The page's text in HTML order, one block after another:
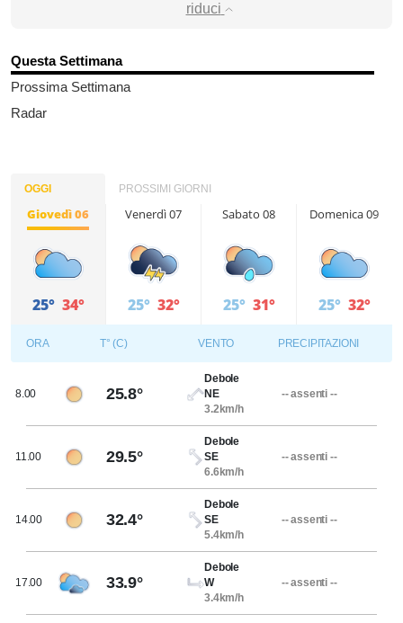
riduci
Questa Settimana
Prossima Settimana
Radar
OGGI PROSSIMI GIORNI
Giovedì 06
25° 34°
Venerdì 07
25° 32°
Sabato 08
25° 31°
Domenica 09
25° 32°
ORA T° (C) VENTO PRECIPITAZIONI
8.00 25.8°
Debole
NE
3.2km/h
-- assenti --
11.00 29.5°
Debole
SE
6.6km/h
-- assenti --
14.00 32.4°
Debole
SE
5.4km/h
-- assenti --
17.00 33.9°
Debole
W
3.4km/h
-- assenti --